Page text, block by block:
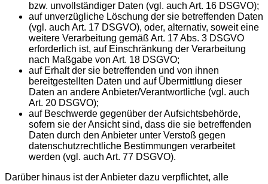
bzw. unvollständiger Daten (vgl. auch Art. 16 DSGVO);
auf unverzügliche Löschung der sie betreffenden Daten
(vgl. auch Art. 17 DSGVO), oder, alternativ, soweit eine
weitere Verarbeitung gemäß Art. 17 Abs. 3 DSGVO
erforderlich ist, auf Einschränkung der Verarbeitung
nach Maßgabe von Art. 18 DSGVO;
auf Erhalt der sie betreffenden und von ihnen
bereitgestellten Daten und auf Übermittlung dieser
Daten an andere Anbieter/Verantwortliche (vgl. auch
Art. 20 DSGVO);
auf Beschwerde gegenüber der Aufsichtsbehörde,
sofern sie der Ansicht sind, dass die sie betreffenden
Daten durch den Anbieter unter Verstoß gegen
datenschutzrechtliche Bestimmungen verarbeitet
werden (vgl. auch Art. 77 DSGVO).
Darüber hinaus ist der Anbieter dazu verpflichtet, alle